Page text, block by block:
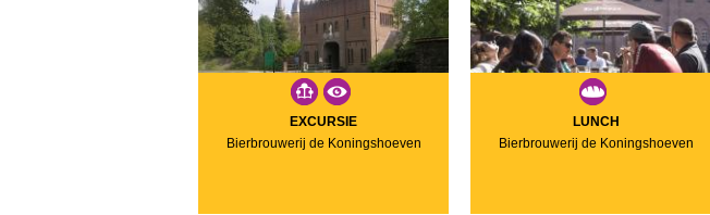
EXCURSIE
Bierbrouwerij de Koningshoeven
LUNCH
Bierbrouwerij de Koningshoeven